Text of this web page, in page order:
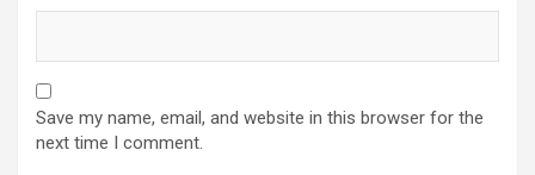
Save my name, email, and website in this browser for the
next time I comment.